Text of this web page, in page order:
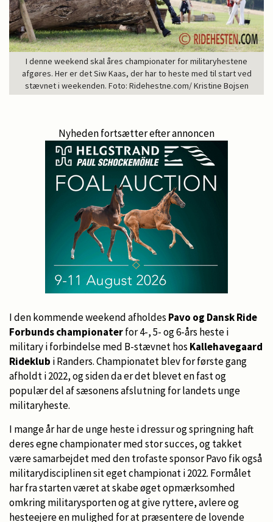
I denne weekend skal åres championater for militaryhestene
afgøres. Her er det Siw Kaas, der har to heste med til start ved
stævnet i weekenden. Foto: Ridehestne.com/ Kristine Bojsen
Nyheden fortsætter efter annoncen
I den kommende weekend afholdes Pavo og Dansk Ride
Forbunds championaterfor 4-, 5- og 6-års heste i
military i forbindelse med B-stævnet hos Kallehavegaard
Rideklub i Randers. Championatet blev for første gang
afholdt i 2022, og siden da er det blevet en fast og
populær del af sæsonens afslutning for landets unge
militaryheste.
I mange år har de unge heste i dressur og springning haft
deres egne championater med stor succes, og takket
være samarbejdet med den trofaste sponsor Pavo fik også
militarydisciplinen sit eget championat i 2022. Formålet
har fra starten været at skabe øget opmærksomhed
omkring militarysporten og at give ryttere, avlere og
hesteejere en mulighed for at præsentere de lovende